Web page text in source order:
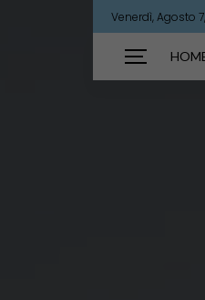
Venerdì, Agosto